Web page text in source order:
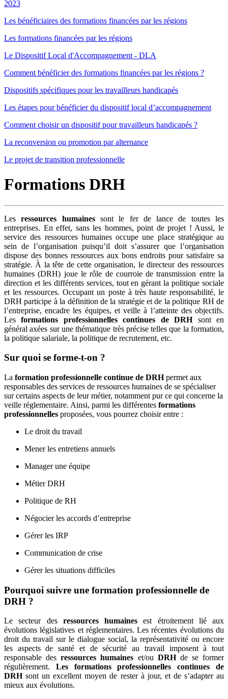
2023
Les bénéficiaires des formations financées par les régions
Les formations financées par les régions
Le Dispositif Local d'Accompagnement - DLA
Comment bénéficier des formations financées par les régions ?
Dispositifs spécifiques pour les travailleurs handicapés
Les étapes pour bénéficier du dispositif local d’accompagnement
Comment choisir un dispositif pour travailleurs handicapés ?
La reconversion ou promotion par alternance
Le projet de transition professionnelle
Formations DRH
Lesressources humainessont le fer de lance de toutes les
entreprises. En effet, sans les hommes, point de projet ! Aussi, le
service des ressources humaines occupe une place stratégique au
sein de l’organisation puisqu’il doit s’assurer que l’organisation
dispose des bonnes ressources aux bons endroits pour satisfaire sa
stratégie. À la tête de cette organisation, le directeur des ressources
humaines (DRH) joue le rôle de courroie de transmission entre la
direction et les différents services, tout en gérant la politique sociale
et les ressources. Occupant un poste à très haute responsabilité, le
DRH participe à la définition de la stratégie et de la politique RH de
l’entreprise, encadre les équipes, et veille à l’atteinte des objectifs.
Lesformations professionnelles continues de DRHsont en
général axées sur une thématique très précise telles que la formation,
la politique salariale, la politique de recrutement, etc.
Sur quoi se forme-t-on ?
La formation professionnelle continue de DRHpermet aux
responsables des services de ressources humaines de se spécialiser
sur certains aspects de leur métier, notamment pur ce qui concerne la
veille réglementaire. Ainsi, parmi les différentes formations
professionnelles proposées, vous pourrez choisir entre :
Le droit du travail
Mener les entretiens annuels
Manager une équipe
Métier DRH
Politique de RH
Négocier les accords d’entreprise
Gérer les IRP
Communication de crise
Gérer les situations difficiles
Pourquoi suivre une formation professionnelle de
DRH ?
Le secteur des ressources humaines est étroitement lié aux
évolutions législatives et réglementaires. Les récentes évolutions du
droit du travail sur le dialogue social, la représentativité ou encore
les aspects de santé et de sécurité au travail imposent à tout
responsable desressources humaines et/ou DRHde se former
régulièrement. Les formations professionnelles continues de
DRHsont un excellent moyen de rester à jour, et de s’adapter au
mieux aux évolutions.